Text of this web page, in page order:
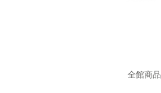
全館商品